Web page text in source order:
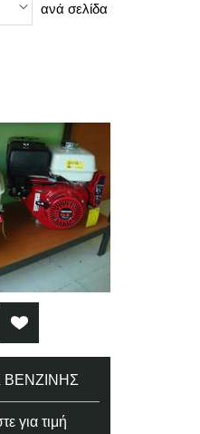
ανά σελίδα
ΒΕΝΖΊΝΗΣ
για τιμή